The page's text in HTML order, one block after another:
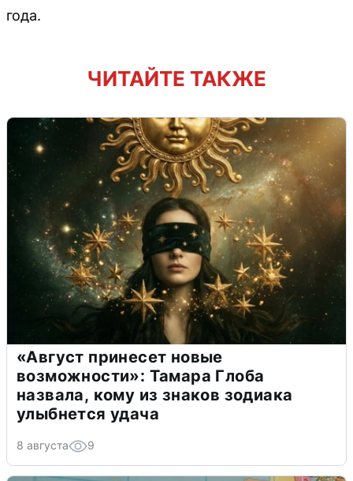
года.
ЧИТАЙТЕ ТАКЖЕ
«Август принесет новые
возможности»: Тамара Глоба
назвала, кому из знаков зодиака
улыбнется удача
8 августа 9